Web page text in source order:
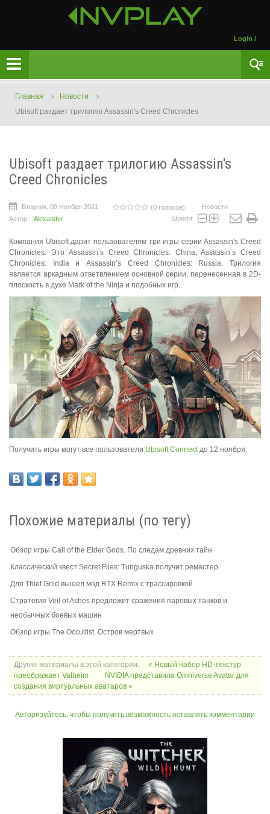
Login /
Главная
Новости
Ubisoft раздает трилогию Assassin's Creed Chronicles
Ubisoft раздает трилогию Assassin's
Creed Chronicles
Вторник, 09 Ноября 2021 (0 голосов)
Новости
Автор
Alexander Шрифт
Компания Ubisoft дарит пользователям три игры серии Assassin's Creed
Chronicles. Это Assassin’s Creed Chronicles: China, Assassin’s Creed
Chronicles: India и Assassin’s Creed Chronicles: Russia. Трилогия
является аркадным ответвлением основной серии, перенесенная в 2D-
плоскость в духе Mark of the Ninja и подобных игр.
Получить игры могут все пользователи Ubisoft Connectдо 12 ноября.
Похожие материалы (по тегу)
Обзор игры Call of the Elder Gods. По следам древних тайн
Классический квест Secret Files: Tunguska получит ремастер
Для Thief Gold вышел мод RTX Remix с трассировкой
Стратегия Veil of Ashes предложит сражения паровых танков и
необычных боевых машин
Обзор игры The Occultist. Остров мертвых
Другие материалы в этой категории:
« Новый набор HD-текстур
преображает Valheim
NVIDIA представила Omniverse Avatar для
создания виртуальных аватаров »
Авторизуйтесь, чтобы получить возможность оставлять комментарии